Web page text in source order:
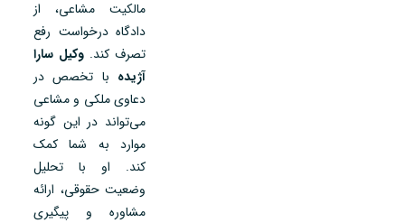
مالکیت مشاعی، از
دادگاه درخواست رفع
تصرف کند. وکیل سارا
آژیده با تخصص در
دعاوی ملکی و مشاعی
می‌تواند در این گونه
موارد به شما کمک
کند. او با تحلیل
وضعیت حقوقی، ارائه
مشاوره و پیگیری